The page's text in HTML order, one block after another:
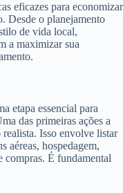
eficazes para economizar
Desde o planejamento
de vida local,
a maximizar sua
etapa essencial para
das primeiras ações a
realista. Isso envolve listar
aéreas, hospedagem,
compras. É fundamental